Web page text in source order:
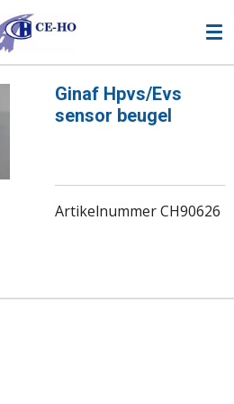
Ginaf Hpvs/Evs
sensor beugel
Artikelnummer CH90626